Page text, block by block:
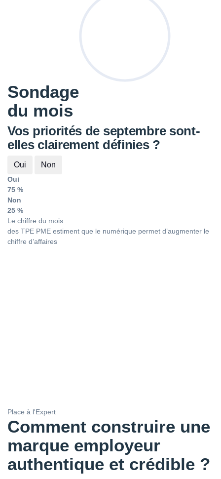
Sondage
du mois
Vos priorités de septembre sont-
elles clairement définies ?
Oui Non
Oui
75 %
Non
25 %
Le chiffre du mois
des TPE PME estiment que le numérique permet d’augmenter le
chiffre d’affaires
Place à l'Expert
Comment construire une
marque employeur
authentique et crédible ?